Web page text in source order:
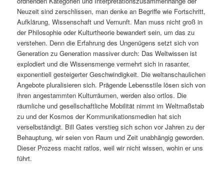
Neuzeit sind zerschlissen, man denke an Begriffe wie Fortschritt,
Aufklärung, Wissenschaft und Vernunft. Man muss nicht groß in
der Philosophie oder Kulturtheorie bewandert sein, um das zu
verstehen. Denn die Erfahrung des Ungenügens setzt sich von
Generation zu Generation massiver durch: Das Weltwissen ist
explodiert und die Wissensmenge vermehrt sich in rasanter,
exponentiell gesteigerter Geschwindigkeit. Die weltanschaulichen
Angebote pluralisieren sich. Prägende Lebensstile lösen sich von
ihren angestammten Kulturräumen, werden also ortlos. Die
räumliche und gesellschaftliche Mobilität nimmt im Weltmaßstab
zu und der Kosmos der Kommunikationsmedien hat sich
verselbständigt. Bill Gates verstieg sich schon vor Jahren zu der
Behauptung, wir seien von Raum und Zeit unabhängig geworden.
Dieser Prozess macht ratlos, weil wir nicht wissen, wohin er uns
führt.